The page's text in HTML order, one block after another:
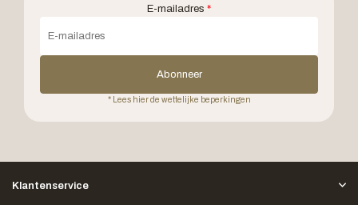
E-mailadres *
Abonneer
* Lees hier de wettelijke beperkingen
Klantenservice